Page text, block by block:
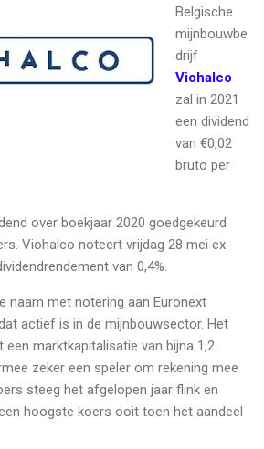
Belgische
mijnbouwbe
drijf
Viohalco
zal in 2021
een dividend
van €0,02
bruto per
over boekjaar 2020 goedgekeurd
Viohalco noteert vrijdag 28 mei ex-
van 0,4%.
naam met notering aan Euronext
actief is in de mijnbouwsector. Het
marktkapitalisatie van bijna 1,2
zeker een speler om rekening mee
steeg het afgelopen jaar flink en
hoogste koers ooit toen het aandeel